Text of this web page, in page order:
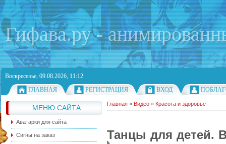
Гифава.ру -
Воскресенье, 09.08.2026, 11:12
ГЛАВНАЯ
РЕГИСТРАЦИЯ ВХОД
МЕНЮ САЙТА
Аватарки для сайта
Сигны на заказ
Главная » Видео » Красота и здоровье
Танцы для детей.